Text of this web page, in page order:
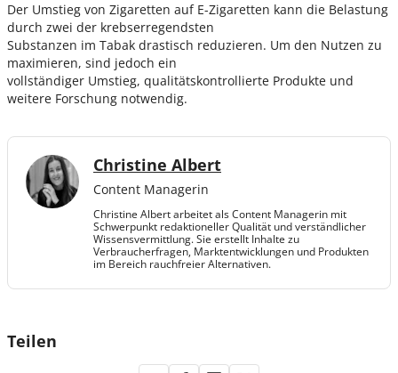
Der Umstieg von Zigaretten auf E-Zigaretten kann die Belastung
durch zwei der krebserregendsten
Substanzen im Tabak drastisch reduzieren. Um den Nutzen zu
maximieren, sind jedoch ein
vollständiger Umstieg, qualitätskontrollierte Produkte und
weitere Forschung notwendig.
Christine Albert
Content Managerin
Christine Albert arbeitet als Content Managerin mit
Schwerpunkt redaktioneller Qualität und verständlicher
Wissensvermittlung. Sie erstellt Inhalte zu
Verbraucherfragen, Marktentwicklungen und Produkten
im Bereich rauchfreier Alternativen.
Teilen